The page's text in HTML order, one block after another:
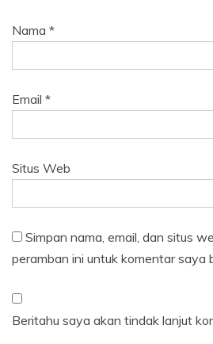
Nama *
Email *
Situs Web
Simpan nama, email, dan situs
peramban ini untuk komentar saya
Beritahu saya akan tindak lanjut